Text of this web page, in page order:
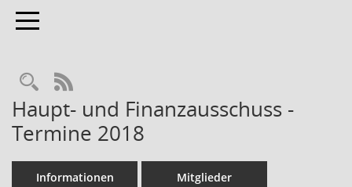
Toggle navigation
RSS-Feed
Haupt- und Finanzausschuss -
Termine 2018
Informationen Mitglieder